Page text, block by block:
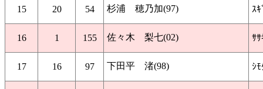
15 20 54 杉浦 穂乃加(97) ｽ
16 1 155 佐々木 梨七(02) ｻｻ
17 16 97 下田平 渚(98) ｼ